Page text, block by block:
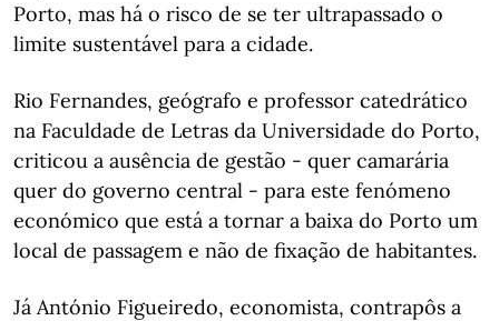
Porto, mas há o risco de se ter ultrapassado o
limite sustentável para a cidade.
Rio Fernandes, geógrafo e professor catedrático
na Faculdade de Letras da Universidade do Porto,
criticou a ausência de gestão - quer camarária
quer do governo central - para este fenómeno
económico que está a tornar a baixa do Porto um
local de passagem e não de fixação de habitantes.
Já António Figueiredo, economista, contrapôs a